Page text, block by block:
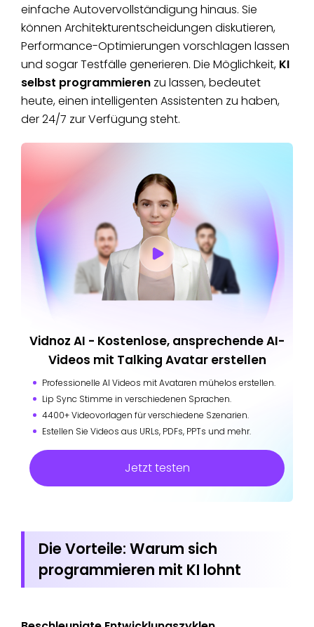
einfache Autovervollständigung hinaus. Sie
können Architekturentscheidungen diskutieren,
Performance-Optimierungen vorschlagen lassen
und sogar Testfälle generieren. Die Möglichkeit, KI
selbst programmieren zu lassen, bedeutet
heute, einen intelligenten Assistenten zu haben,
der 24/7 zur Verfügung steht.
Vidnoz AI - Kostenlose, ansprechende AI-
Videos mit Talking Avatar erstellen
Professionelle AI Videos mit Avataren mühelos erstellen.
Lip Sync Stimme in verschiedenen Sprachen.
4400+ Videovorlagen für verschiedene Szenarien.
Estellen Sie Videos aus URLs, PDFs, PPTs und mehr.
Jetzt testen
Die Vorteile: Warum sich
programmieren mit KI lohnt